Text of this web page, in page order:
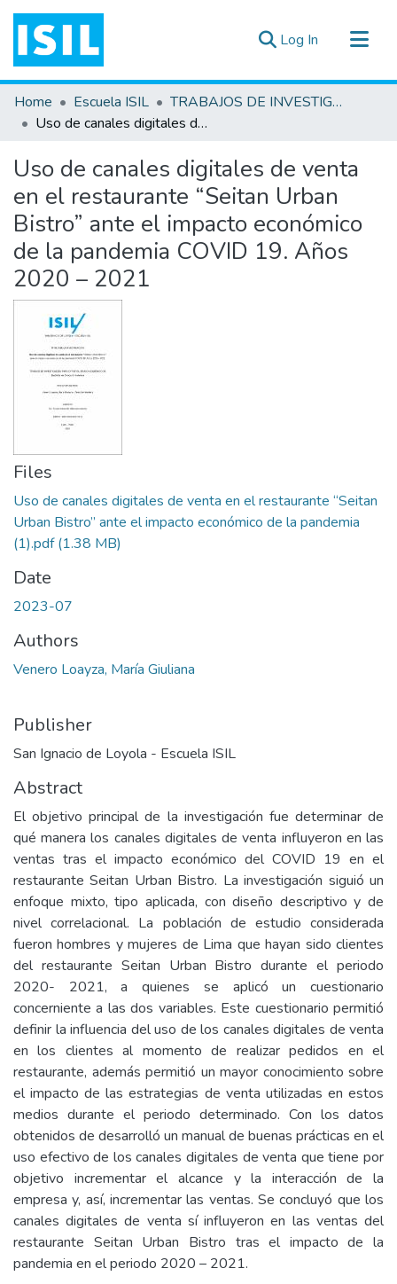
Log In (current)
All of DSpace
Statistics
Documentos ▾
Home Escuela ISIL
TRABAJOS DE INVESTIGACIÓN
Uso de canales digitales de venta en el restaurante “Seitan Urban Bistro” ante el impacto económico de la pandemia COVID 19. Años 2020 – 2021
Uso de canales digitales de venta
en el restaurante “Seitan Urban
Bistro” ante el impacto económico
de la pandemia COVID 19. Años
2020 – 2021
Files
Uso de canales digitales de venta en el restaurante “Seitan
Urban Bistro” ante el impacto económico de la pandemia
(1).pdf(1.38 MB)
Date
2023-07
Authors
Venero Loayza, María Giuliana
Publisher
San Ignacio de Loyola - Escuela ISIL
Abstract
El objetivo principal de la investigación fue determinar de
qué manera los canales digitales de venta influyeron en las
ventas tras el impacto económico del COVID 19 en el
restaurante Seitan Urban Bistro. La investigación siguió un
enfoque mixto, tipo aplicada, con diseño descriptivo y de
nivel correlacional. La población de estudio considerada
fueron hombres y mujeres de Lima que hayan sido clientes
del restaurante Seitan Urban Bistro durante el periodo
2020- 2021, a quienes se aplicó un cuestionario
concerniente a las dos variables. Este cuestionario permitió
definir la influencia del uso de los canales digitales de venta
en los clientes al momento de realizar pedidos en el
restaurante, además permitió un mayor conocimiento sobre
el impacto de las estrategias de venta utilizadas en estos
medios durante el periodo determinado. Con los datos
obtenidos de desarrolló un manual de buenas prácticas en el
uso efectivo de los canales digitales de venta que tiene por
objetivo incrementar el alcance y la interacción de la
empresa y, así, incrementar las ventas. Se concluyó que los
canales digitales de venta sí influyeron en las ventas del
restaurante Seitan Urban Bistro tras el impacto de la
pandemia en el periodo 2020 – 2021.